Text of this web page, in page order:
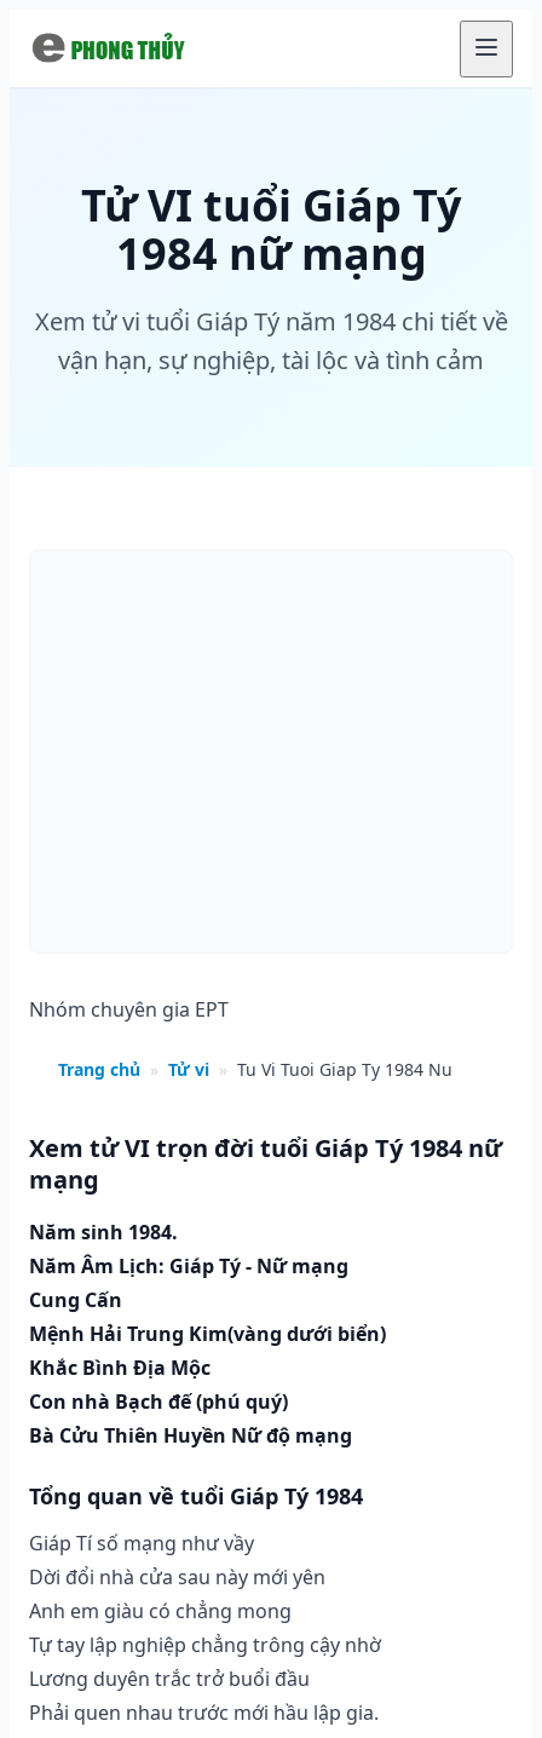
Tử VI tuổi Giáp Tý
1984 nữ mạng
Xem tử vi tuổi Giáp Tý năm 1984 chi tiết về
vận hạn, sự nghiệp, tài lộc và tình cảm
Nhóm chuyên gia EPT
Trang chủ » Tử vi » Tu Vi Tuoi Giap Ty 1984 Nu
Xem tử VI trọn đời tuổi Giáp Tý 1984 nữ
mạng
Năm sinh 1984.
Năm Âm Lịch: Giáp Tý - Nữ mạng
Cung Cấn
Mệnh Hải Trung Kim(vàng dưới biển)
Khắc Bình Địa Mộc
Con nhà Bạch đế (phú quý)
Bà Cửu Thiên Huyền Nữ độ mạng
Tổng quan về tuổi Giáp Tý 1984
Giáp Tí số mạng như vầy
Dời đổi nhà cửa sau này mới yên
Anh em giàu có chẳng mong
Tự tay lập nghiệp chẳng trông cậy nhờ
Lương duyên trắc trở buổi đầu
Phải quen nhau trước mới hầu lập gia.